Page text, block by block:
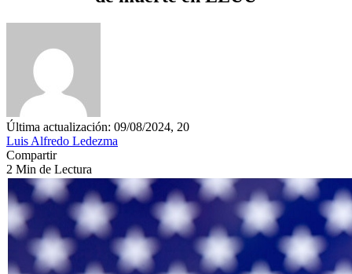
Última actualización: 09/08/2024, 20
Luis Alfredo Ledezma
Compartir
2 Min de Lectura